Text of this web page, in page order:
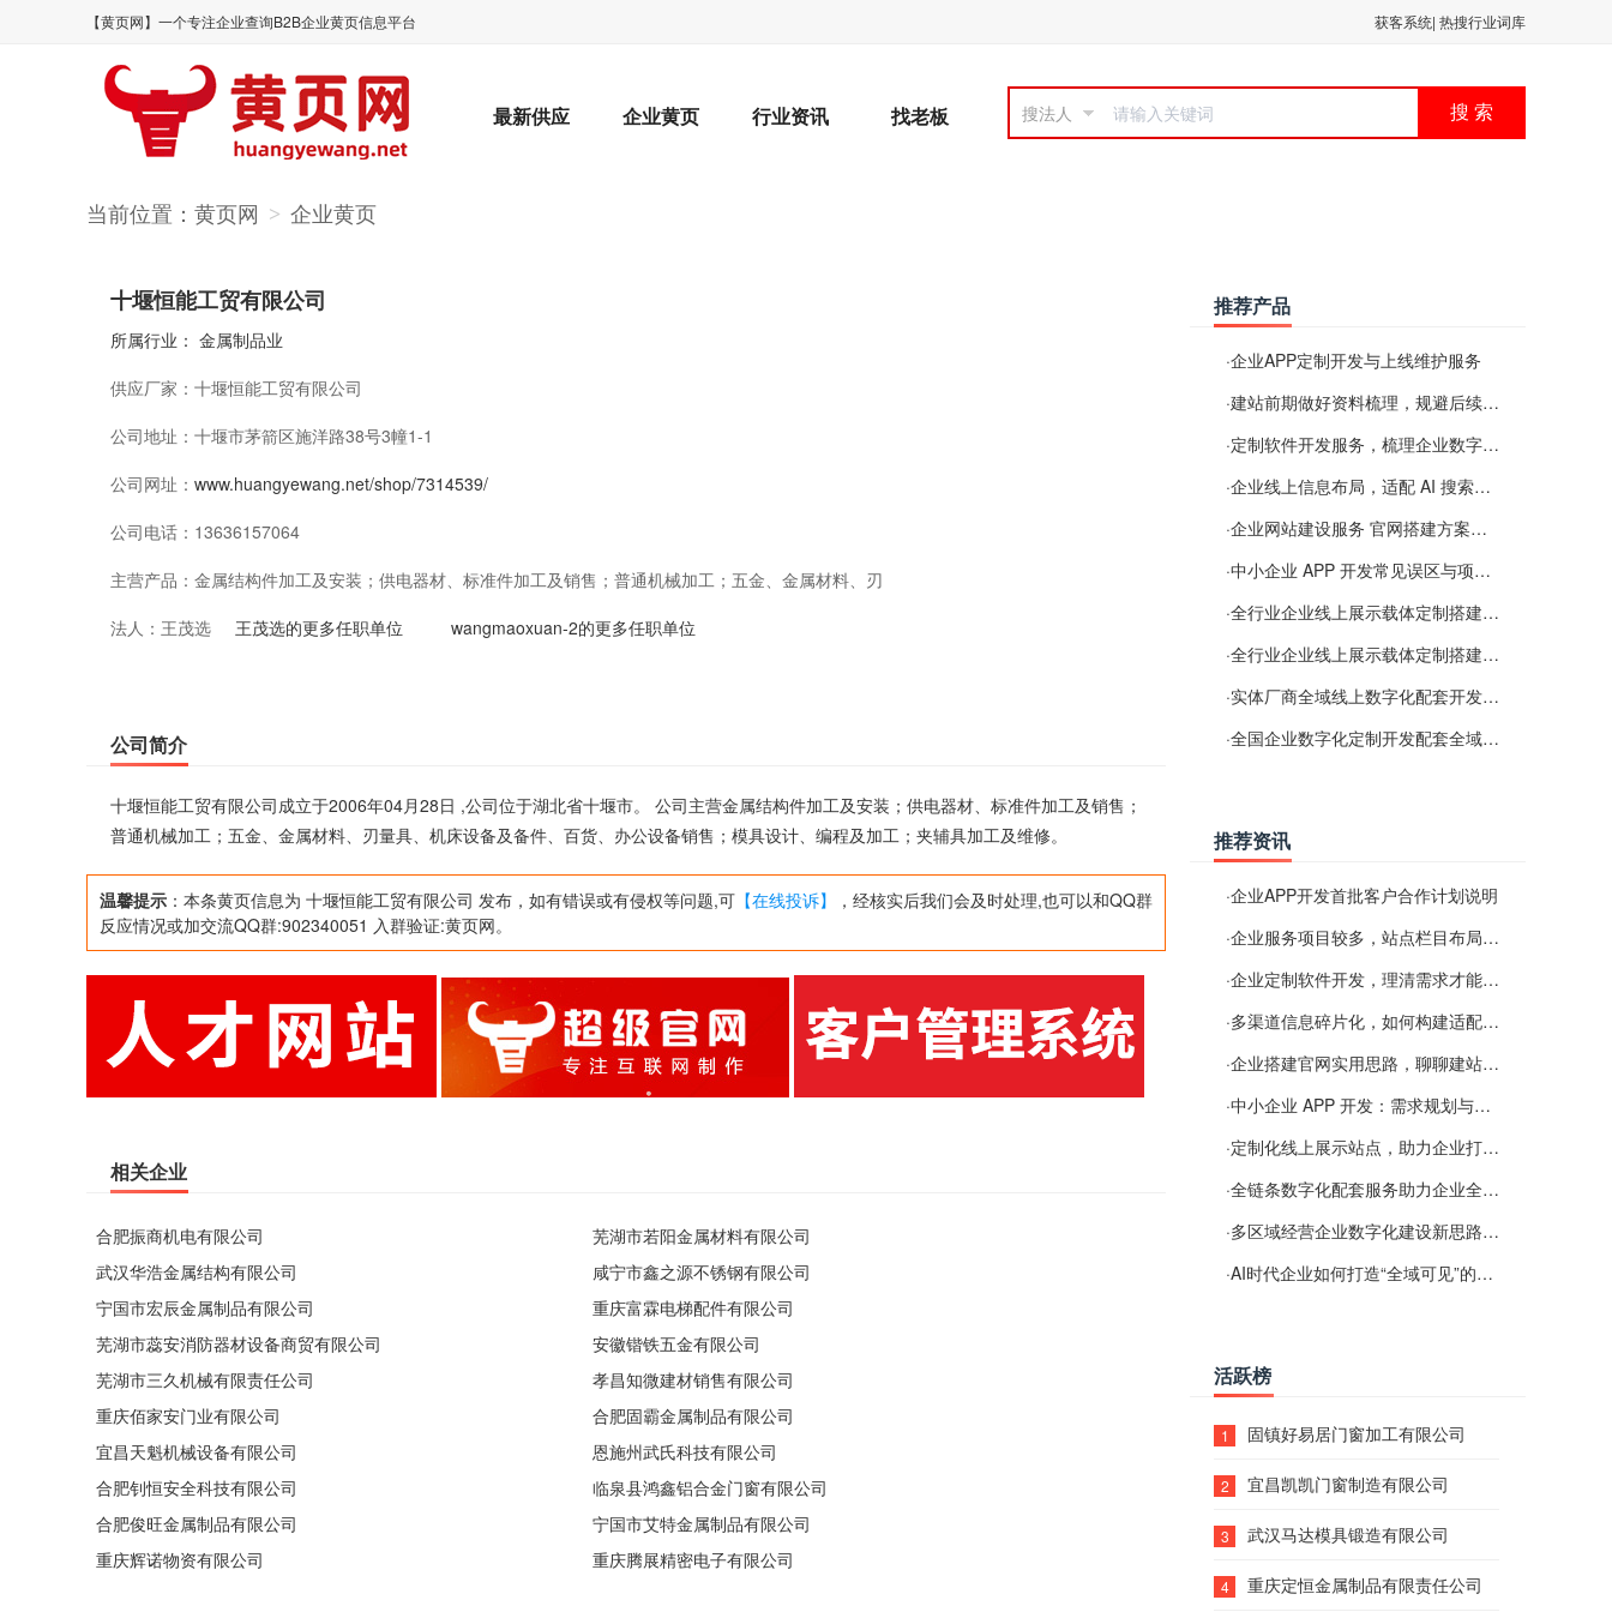
【黄页网】一个专注企业查询B2B企业黄页信息平台 获客系统| 热搜行业词库
最新供应 企业黄页 行业资讯 找老板 搜法人 搜 索
当前位置： 黄页网 > 企业黄页
十堰恒能工贸有限公司
所属行业： 金属制品业
供应厂家： 十堰恒能工贸有限公司
公司地址： 十堰市茅箭区施洋路38号3幢1-1
公司网址： www.huangyewang.net/shop/7314539/
公司电话： 13636157064
主营产品： 金属结构件加工及安装；供电器材、标准件加工及销售；普通机械加工；五金、金属材料、刃
量具、机床设备及备件、百货、办公设备销售；模具设计、编程及加工；夹辅具加工及维修。
法人： 王茂选 王茂选的更多任职单位 wangmaoxuan-2的更多任职单位
公司简介
十堰恒能工贸有限公司成立于2006年04月28日 ,公司位于湖北省十堰市。 公司主营金属结构件加工及安装；供电器材、标准件加工及销售；
普通机械加工；五金、金属材料、刃量具、机床设备及备件、百货、办公设备销售；模具设计、编程及加工；夹辅具加工及维修。
温馨提示 ：本条黄页信息为 十堰恒能工贸有限公司 发布，如有错误或有侵权等问题,可 【在线投诉】
，经核实后我们会及时处理,也可以和QQ群
反应情况或加交流QQ群:902340051 入群验证:黄页网。
相关企业
合肥振商机电有限公司
武汉华浩金属结构有限公司
宁国市宏辰金属制品有限公司
芜湖市蕊安消防器材设备商贸有限公司
芜湖市三久机械有限责任公司
重庆佰家安门业有限公司
宜昌天魁机械设备有限公司
合肥钊恒安全科技有限公司
合肥俊旺金属制品有限公司
重庆辉诺物资有限公司
芜湖市若阳金属材料有限公司
咸宁市鑫之源不锈钢有限公司
重庆富霖电梯配件有限公司
安徽锴铁五金有限公司
孝昌知微建材销售有限公司
合肥固霸金属制品有限公司
恩施州武氏科技有限公司
临泉县鸿鑫铝合金门窗有限公司
宁国市艾特金属制品有限公司
重庆腾展精密电子有限公司
推荐产品
·企业APP定制开发与上线维护服务
·建站前期做好资料梳理，规避后续各类使用难题
·定制软件开发服务，梳理企业数字化落地常见难点
·企业线上信息布局，适配 AI 搜索需要留意这些要点
·企业网站建设服务 官网搭建方案经验分享
·中小企业 APP 开发常见误区与项目规划实用经验
·全行业企业线上展示载体定制搭建服务
·全行业企业线上展示载体定制搭建服务
·实体厂商全域线上数字化配套开发与地域检索优化服务
·全国企业数字化定制开发配套全域搜索优化服务
推荐资讯
·企业APP开发首批客户合作计划说明
·企业服务项目较多，站点栏目布局规划参考思路
·企业定制软件开发，理清需求才能提升数字化落地效率
·多渠道信息碎片化，如何构建适配 AI 检索的品牌信息源
·企业搭建官网实用思路，聊聊建站容易忽视的问题
·中小企业 APP 开发：需求规划与项目落地避坑经验分享
·定制化线上展示站点，助力企业打通线上经营渠道
·全链条数字化配套服务助力企业全域线上经营
·多区域经营企业数字化建设新思路：多端载体与地域检索一体化落地思路分享
·AI时代企业如何打造“全域可见”的数字资产？梓彤超越给出新解法
活跃榜
1 固镇好易居门窗加工有限公司
2 宜昌凯凯门窗制造有限公司
3 武汉马达模具锻造有限公司
4 重庆定恒金属制品有限责任公司